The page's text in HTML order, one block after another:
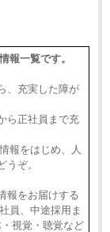
報一覧です。
、充実した障が
ら正社員まで充
報をはじめ、人
ぞ。
報をお届けする
員、中途採用ま
視覚・聴覚など